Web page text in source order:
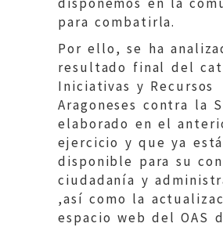
para combatirla.
Por ello, se ha
resultado final del
Iniciativas y Recursos
Aragoneses contra la
elaborado en el
ejercicio y que ya está
disponible para su
ciudadanía y
,así como la
espacio web del OAS